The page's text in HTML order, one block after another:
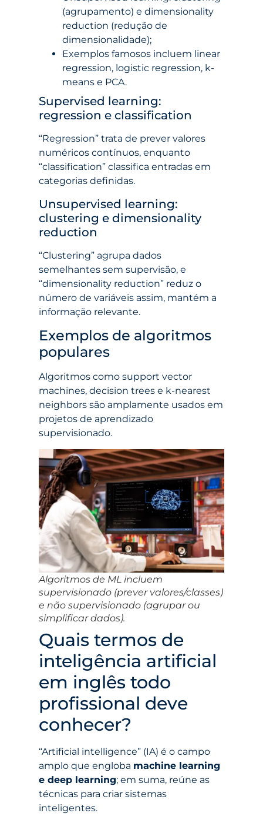
(agrupamento) e dimensionality
reduction (redução de
dimensionalidade);
Exemplos famosos incluem linear
regression, logistic regression, k-
means e PCA.
Supervised learning:
regression e classification
“Regression” trata de prever valores
numéricos contínuos, enquanto
“classification” classifica entradas em
categorias definidas.
Unsupervised learning:
clustering e dimensionality
reduction
“Clustering” agrupa dados
semelhantes sem supervisão, e
“dimensionality reduction” reduz o
número de variáveis assim, mantém a
informação relevante.
Exemplos de algoritmos
populares
Algoritmos como support vector
machines, decision trees e k-nearest
neighbors são amplamente usados em
projetos de aprendizado
supervisionado.
Algoritmos de ML incluem
supervisionado (prever valores/classes)
e não supervisionado (agrupar ou
simplificar dados).
Quais termos de
inteligência artificial
em inglês todo
profissional deve
conhecer?
“Artificial intelligence” (IA) é o campo
amplo que engloba machine learning
e deep learning; em suma, reúne as
técnicas para criar sistemas
inteligentes.